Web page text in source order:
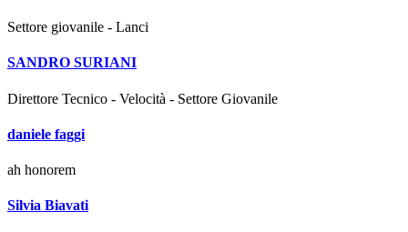
Settore giovanile - Lanci
SANDRO SURIANI
Direttore Tecnico - Velocità - Settore Giovanile
daniele faggi
ah honorem
Silvia Biavati